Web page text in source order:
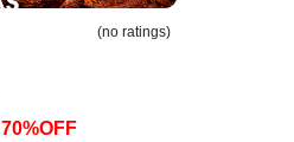
(no ratings)
70%OFF